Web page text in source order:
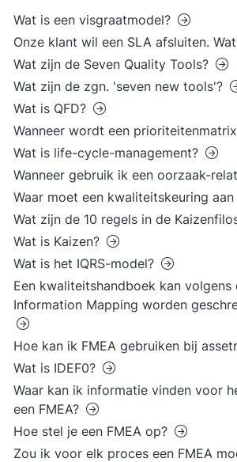
Wat is een visgraatmodel?
Onze klant wil een SLA afsluiten.
Wat zijn de Seven Quality Tools?
Wat zijn de zgn. 'seven new tools'?
Wat is QFD?
Wanneer wordt een
Wat is life-cycle-management?
Wanneer gebruik ik een oorzaak-
Waar moet een kwaliteitskeuring
Wat zijn de 10 regels in de
Wat is Kaizen?
Wat is het IQRS-model?
Een kwaliteitshandboek kan volgens
Information Mapping worden
Hoe kan ik FMEA gebruiken bij
Wat is IDEF0?
Waar kan ik informatie vinden voor
een FMEA?
Hoe stel je een FMEA op?
Zou ik voor elk proces een FMEA